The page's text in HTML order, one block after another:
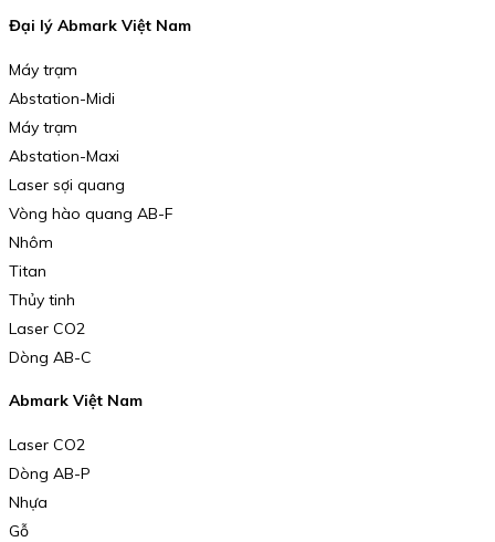
Đại lý Abmark Việt Nam
Máy trạm
Abstation-Midi
Máy trạm
Abstation-Maxi
Laser sợi quang
Vòng hào quang AB-F
Nhôm
Titan
Thủy tinh
Laser CO2
Dòng AB-C
Abmark Việt Nam
Laser CO2
Dòng AB-P
Nhựa
Gỗ